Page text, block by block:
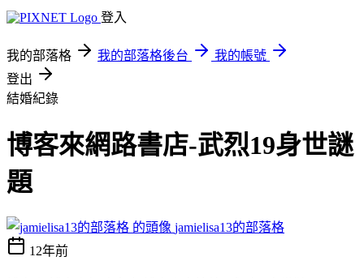
登入
我的部落格 我的部落格後台
我的帳號
登出
結婚紀錄
博客來網路書店-武烈19身世謎
題
jamielisa13的部落格
12年前